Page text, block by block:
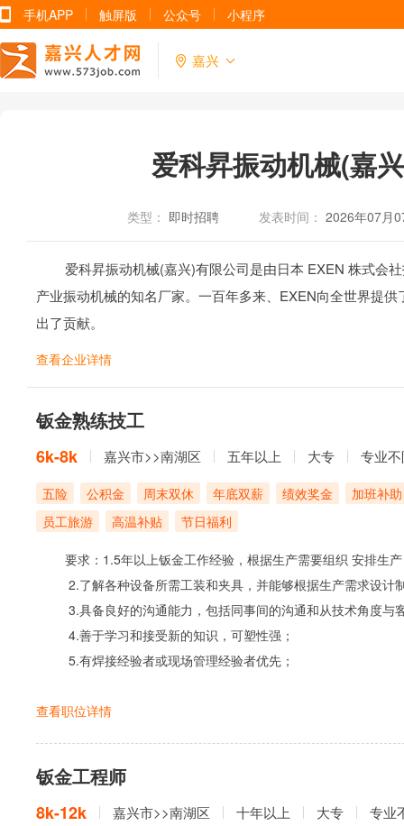
手机APP 触屏版 公众号 小程序
嘉兴
爱科昇振动机械(嘉
类型： 即时招聘 发表时间： 2026年07月
爱科昇振动机械(嘉兴)有限公司是由日本 EXEN 株式会
产业振动机械的知名厂家。一百年多来、EXEN向全世界提
出了贡献。
查看企业详情
钣金熟练技工
6k-8k 嘉兴市>>南湖区 五年以上 大专 专业
五险 公积金 周末双休 年底双薪 绩效奖金
加班补助
员工旅游
高温补贴 节日福利
要求：1.5年以上钣金工作经验，根据生产需要组织 安排生
2.了解各种设备所需工装和夹具，并能够根据生产需求设计
3.具备良好的沟通能力，包括同事间的沟通和从技术角度与
4.善于学习和接受新的知识，可塑性强；
5.有焊接经验者或现场管理经验者优先；
查看职位详情
钣金工程师
8k-12k 嘉兴市>>南湖区 十年以上 大专 专业